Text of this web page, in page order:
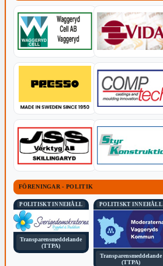
FÖRENINGAR - POLITIK
POLITISKT INNEHÅLL
Transparensmeddelande
(TTPA)
POLITISKT INNEHÅLL
Transparensmeddelande
(TTPA)